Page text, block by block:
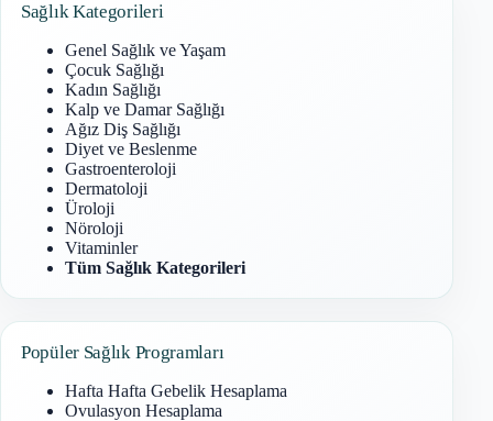
Sağlık Kategorileri
Genel Sağlık ve Yaşam
Çocuk Sağlığı
Kadın Sağlığı
Kalp ve Damar Sağlığı
Ağız Diş Sağlığı
Diyet ve Beslenme
Gastroenteroloji
Dermatoloji
Üroloji
Nöroloji
Vitaminler
Tüm Sağlık Kategorileri
Popüler Sağlık Programları
Hafta Hafta Gebelik Hesaplama
Ovulasyon Hesaplama